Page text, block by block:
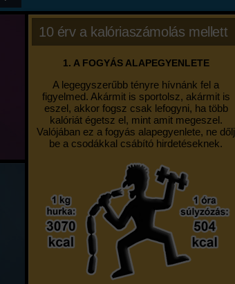
10 érv a kalóriaszámolás mellett
1. A FOGYÁS ALAPEGYENLETE
A legegyszerűbb tényre hívnánk fel a
figyelmed. Akármit is sportolsz, akármit is
eszel, akkor fogsz csak lefogyni, ha több
kalóriát égetsz el, mint amit megeszel.
Valójában ez a fogyás alapegyenlete, ne dőlj
be a csodákkal csábító hirdetéseknek.